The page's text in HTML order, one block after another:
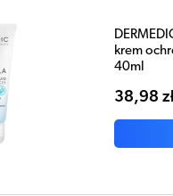
dla dzieci
68,38